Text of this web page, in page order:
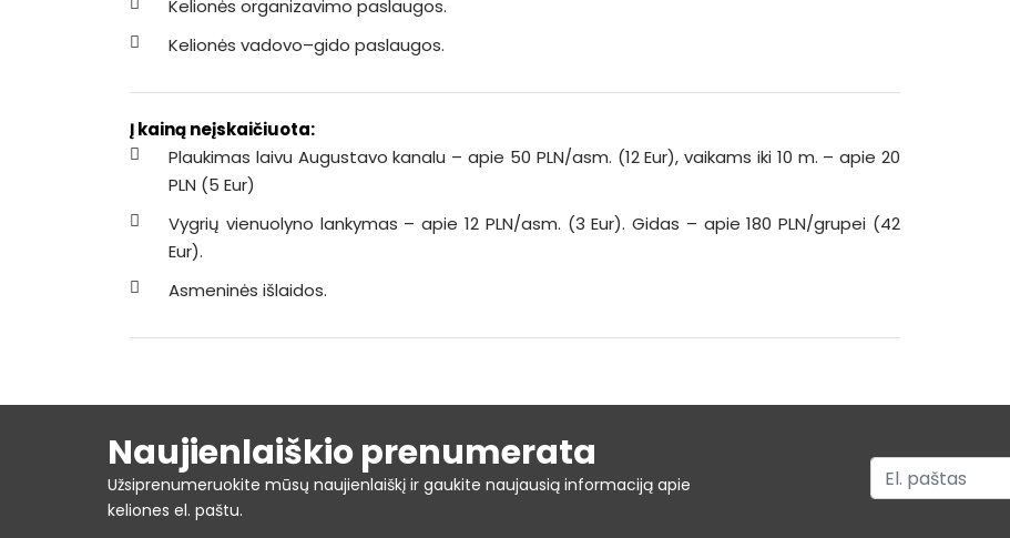
Kelionės organizavimo paslaugos.
Kelionės vadovo–gido paslaugos.
Į kainą neįskaičiuota:
Plaukimas laivu Augustavo kanalu – apie 50 PLN/asm. (12 Eur), vaikams iki 10 m. – apie 20
PLN (5 Eur)
Vygrių vienuolyno lankymas – apie 12 PLN/asm. (3 Eur). Gidas – apie 180 PLN/grupei (42
Eur).
Asmeninės išlaidos.
Naujienlaiškio prenumerata
Užsiprenumeruokite mūsų naujienlaiškį ir gaukite naujausią informaciją apie
keliones el. paštu.